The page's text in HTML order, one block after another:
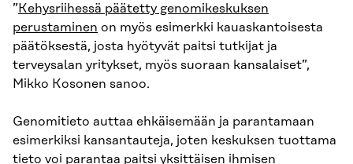
”Kehysriihessä päätetty genomikeskuksen
perustaminen on myös esimerkki kauaskantoisesta
päätöksestä, josta hyötyvät paitsi tutkijat ja
terveysalan yritykset, myös suoraan kansalaiset”,
Mikko Kosonen sanoo.
Genomitieto auttaa ehkäisemään ja parantamaan
esimerkiksi kansantauteja, joten keskuksen tuottama
tieto voi parantaa paitsi yksittäisen ihmisen